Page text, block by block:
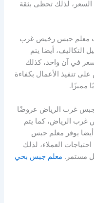
السعر، لذلك تحظى بثقة
معلم جبس رخيص غرب
أيضا يتم
في آن واحد، كذلك
تنفيذ الأعمال بكفاءة
مميزًا.
غرب الرياض عروضًا
الرياض، كما يتم
أيضا يوفر معلم جبس
العملاء، لذلك
مستمر. معلم جبس بحي